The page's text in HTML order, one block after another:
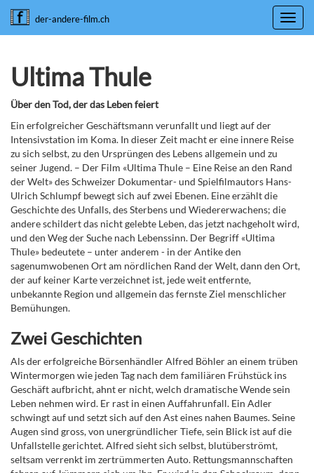
der-andere-film.ch
Ultima Thule
Über den Tod, der das Leben feiert
Ein erfolgreicher Geschäftsmann verunfallt und liegt auf der
Intensivstation im Koma. In dieser Zeit macht er eine innere Reise
zu sich selbst, zu den Ursprüngen des Lebens allgemein und zu
seiner Jugend. – Der Film «Ultima Thule – Eine Reise an den Rand
der Welt» des Schweizer Dokumentar- und Spielfilmautors Hans-
Ulrich Schlumpf bewegt sich auf zwei Ebenen. Eine erzählt die
Geschichte des Unfalls, des Sterbens und Wiedererwachens; die
andere schildert das nicht gelebte Leben, das jetzt nachgeholt wird,
und den Weg der Suche nach Lebenssinn. Der Begriff «Ultima
Thule» bedeutete – unter anderem - in der Antike den
sagenumwobenen Ort am nördlichen Rand der Welt, dann den Ort,
der auf keiner Karte verzeichnet ist, jede weit entfernte,
unbekannte Region und allgemein das fernste Ziel menschlicher
Bemühungen.
Zwei Geschichten
Als der erfolgreiche Börsenhändler Alfred Böhler an einem trüben
Wintermorgen wie jeden Tag nach dem familiären Frühstück ins
Geschäft aufbricht, ahnt er nicht, welch dramatische Wende sein
Leben nehmen wird. Er rast in einen Auffahrunfall. Ein Adler
schwingt auf und setzt sich auf den Ast eines nahen Baumes. Seine
Augen sind gross, von unergründlicher Tiefe, sein Blick ist auf die
Unfallstelle gerichtet. Alfred sieht sich selbst, blutüberströmt,
seltsam verrenkt im zertrümmerten Auto. Rettungsmannschaften